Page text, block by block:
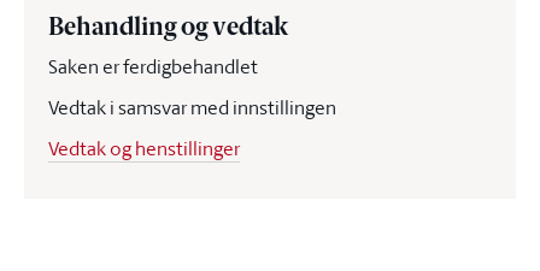
Behandling og vedtak
Saken er ferdigbehandlet
Vedtak i samsvar med innstillingen
Vedtak og henstillinger